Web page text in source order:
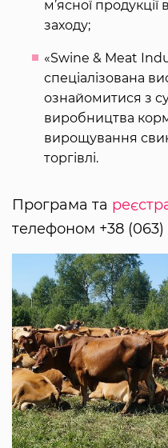
м’ясної продукції
заходу;
«Swine & Meat
спеціалізована
ознайомитися з
виробництва
вирощування
торгівлі.
Програма та
телефоном +38 (063)